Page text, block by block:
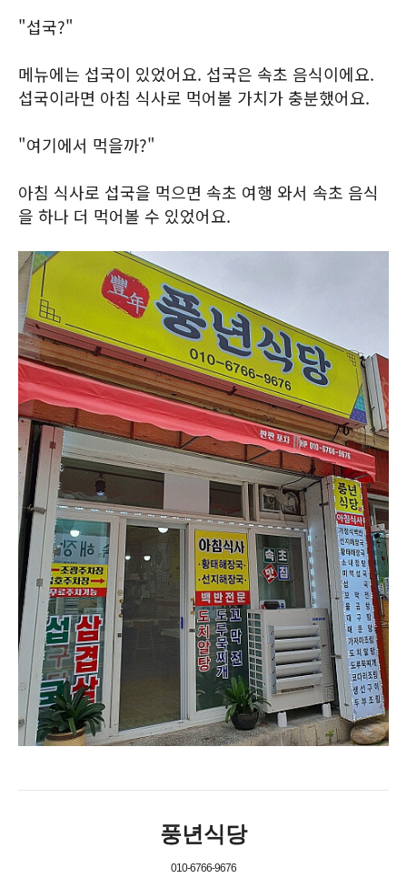
"섭국?"
메뉴에는 섭국이 있었어요. 섭국은 속초 음식이에요.
섭국이라면 아침 식사로 먹어볼 가치가 충분했어요.
"여기에서 먹을까?"
아침 식사로 섭국을 먹으면 속초 여행 와서 속초 음식
을 하나 더 먹어볼 수 있었어요.